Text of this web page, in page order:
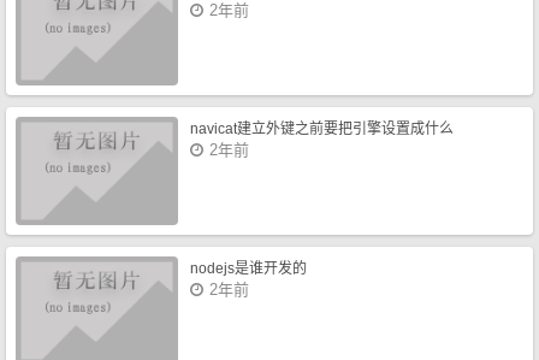
2年前
navicat建立外键之前要把引擎设置成什么
2年前
nodejs是谁开发的
2年前